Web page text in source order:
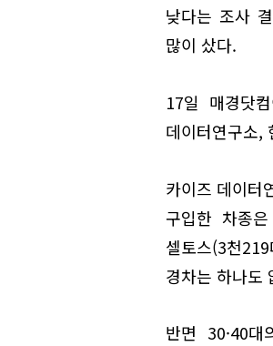
낮다는 조사
많이 샀다.
17일 매경닷
데이터연구소,
카이즈 데이터
구입한 차종
셀토스(3천
경차는 하나도
반면 30·40